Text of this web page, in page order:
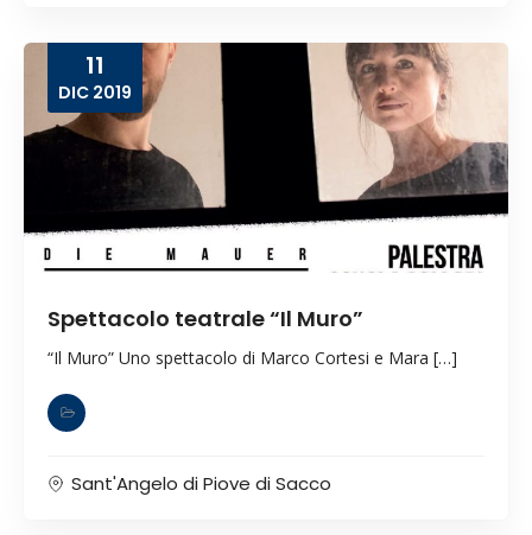
11
DIC 2019
Spettacolo teatrale “Il Muro”
“Il Muro” Uno spettacolo di Marco Cortesi e Mara […]
Sant'Angelo di Piove di Sacco